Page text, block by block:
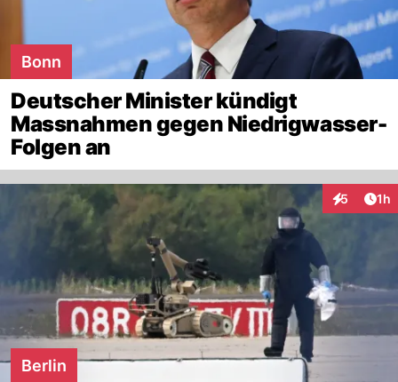
Bonn
Deutscher Minister kündigt
Massnahmen gegen Niedrigwasser-
Folgen an
5 1h
Berlin